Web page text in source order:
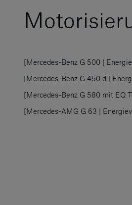
[Mercedes-Benz G 500 |
[Mercedes-Benz G 450 d |
[Mercedes-Benz G 580 mit EQ
[Mercedes-AMG G 63 |